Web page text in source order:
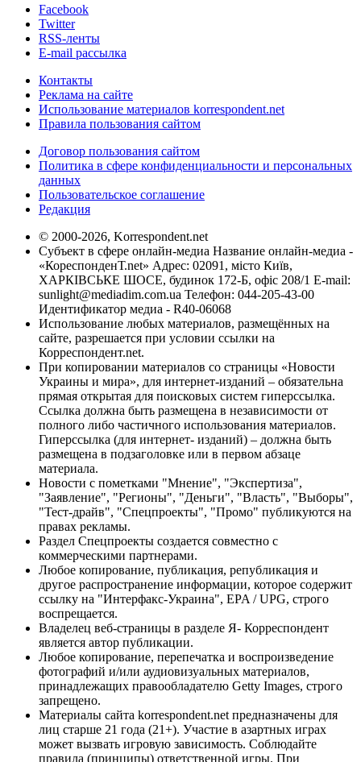
Facebook
Twitter
RSS-ленты
E-mail рассылка
Контакты
Реклама на сайте
Использование материалов korrespondent.net
Правила пользования сайтом
Договор пользования сайтом
Политика в сфере конфиденциальности и персональных
данных
Пользовательское соглашение
Редакция
© 2000-2026, Korrespondent.net
Субъект в сфере онлайн-медиа Название онлайн-медиа -
«КореспонденТ.net» Адрес: 02091, місто Київ,
ХАРКІВСЬКЕ ШОСЕ, будинок 172-Б, офіс 208/1 E-mail:
sunlight@mediadim.com.ua Телефон: 044-205-43-00
Идентификатор медиа - R40-06068
Использование любых материалов, размещённых на
сайте, разрешается при условии ссылки на
Корреспондент.net.
При копировании материалов со страницы «Новости
Украины и мира», для интернет-изданий – обязательна
прямая открытая для поисковых систем гиперссылка.
Ссылка должна быть размещена в независимости от
полного либо частичного использования материалов.
Гиперссылка (для интернет- изданий) – должна быть
размещена в подзаголовке или в первом абзаце
материала.
Новости с пометками "Мнение", "Экспертиза",
"Заявление", "Регионы", "Деньги", "Власть", "Выборы",
"Тест-драйв", "Спецпроекты", "Промо" публикуются на
правах рекламы.
Раздел Спецпроекты создается совместно с
коммерческими партнерами.
Любое копирование, публикация, републикация и
другое распространение информации, которое содержит
ссылку на "Интерфакс-Украина", EPA / UPG, строго
воспрещается.
Владелец веб-страницы в разделе Я- Корреспондент
является автор публикации.
Любое копирование, перепечатка и воспроизведение
фотографий и/или аудиовизуальных материалов,
принадлежащих правообладателю Getty Images, строго
запрещено.
Материалы сайта korrespondent.net предназначены для
лиц старше 21 года (21+). Участие в азартных играх
может вызвать игровую зависимость. Соблюдайте
правила (принципы) ответственной игры. При